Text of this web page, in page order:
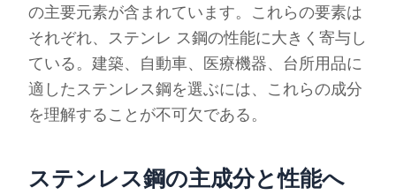
の主要元素が含まれています。これらの要素は
それぞれ、ステンレ ス鋼の性能に大きく寄与し
ている。建築、自動車、医療機器、台所用品に
適したステンレス鋼を選ぶには、これらの成分
を理解することが不可欠である。
ステンレス鋼の主成分と性能へ